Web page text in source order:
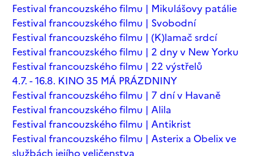
Festival francouzského filmu | Mikulášovy patálie
Festival francouzského filmu | Svobodní
Festival francouzského filmu | (K)lamač srdcí
Festival francouzského filmu | 2 dny v New Yorku
Festival francouzského filmu | 22 výstřelů
4.7. - 16.8. KINO 35 MÁ PRÁZDNINY
Festival francouzského filmu | 7 dní v Havaně
Festival francouzského filmu | Alila
Festival francouzského filmu | Antikrist
Festival francouzského filmu | Asterix a Obelix ve
službách jejího veličenstva